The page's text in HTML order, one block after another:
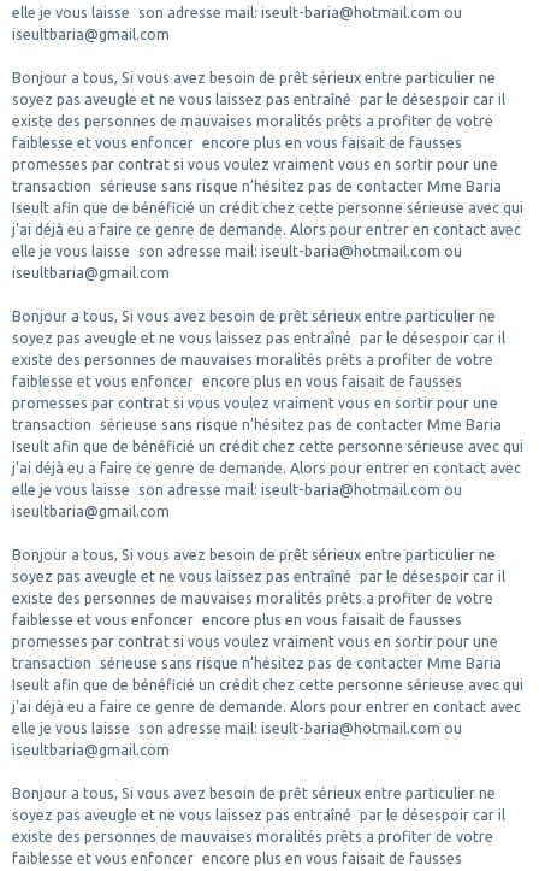
elle je vous laisse son adresse mail: iseult-baria@hotmail.com ou
iseultbaria@gmail.com
Bonjour a tous, Si vous avez besoin de prêt sérieux entre particulier ne
soyez pas aveugle et ne vous laissez pas entraîné par le désespoir car il
existe des personnes de mauvaises moralités prêts a profiter de votre
faiblesse et vous enfoncer encore plus en vous faisait de fausses
promesses par contrat si vous voulez vraiment vous en sortir pour une
transaction sérieuse sans risque n’hésitez pas de contacter Mme Baria
Iseult afin que de bénéficié un crédit chez cette personne sérieuse avec qui
j'ai déjà eu a faire ce genre de demande. Alors pour entrer en contact avec
elle je vous laisse son adresse mail: iseult-baria@hotmail.com ou
iseultbaria@gmail.com
Bonjour a tous, Si vous avez besoin de prêt sérieux entre particulier ne
soyez pas aveugle et ne vous laissez pas entraîné par le désespoir car il
existe des personnes de mauvaises moralités prêts a profiter de votre
faiblesse et vous enfoncer encore plus en vous faisait de fausses
promesses par contrat si vous voulez vraiment vous en sortir pour une
transaction sérieuse sans risque n’hésitez pas de contacter Mme Baria
Iseult afin que de bénéficié un crédit chez cette personne sérieuse avec qui
j'ai déjà eu a faire ce genre de demande. Alors pour entrer en contact avec
elle je vous laisse son adresse mail: iseult-baria@hotmail.com ou
iseultbaria@gmail.com
Bonjour a tous, Si vous avez besoin de prêt sérieux entre particulier ne
soyez pas aveugle et ne vous laissez pas entraîné par le désespoir car il
existe des personnes de mauvaises moralités prêts a profiter de votre
faiblesse et vous enfoncer encore plus en vous faisait de fausses
promesses par contrat si vous voulez vraiment vous en sortir pour une
transaction sérieuse sans risque n’hésitez pas de contacter Mme Baria
Iseult afin que de bénéficié un crédit chez cette personne sérieuse avec qui
j'ai déjà eu a faire ce genre de demande. Alors pour entrer en contact avec
elle je vous laisse son adresse mail: iseult-baria@hotmail.com ou
iseultbaria@gmail.com
Bonjour a tous, Si vous avez besoin de prêt sérieux entre particulier ne
soyez pas aveugle et ne vous laissez pas entraîné par le désespoir car il
existe des personnes de mauvaises moralités prêts a profiter de votre
faiblesse et vous enfoncer encore plus en vous faisait de fausses